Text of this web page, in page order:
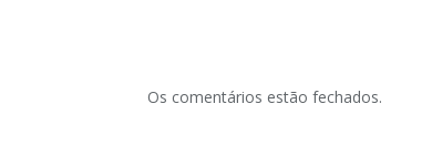
Os comentários estão fechados.